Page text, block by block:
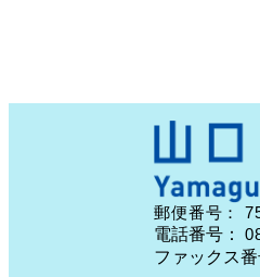
郵便番号：
電話番号：
ファックス